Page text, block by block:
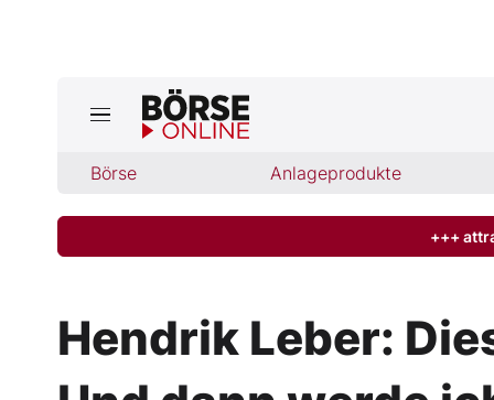
Börse Anlageprodukte
Jetzt aktuelle Ausgabe BÖRSE ONLINE
Finanz-Check
+++
Hendrik Leber: